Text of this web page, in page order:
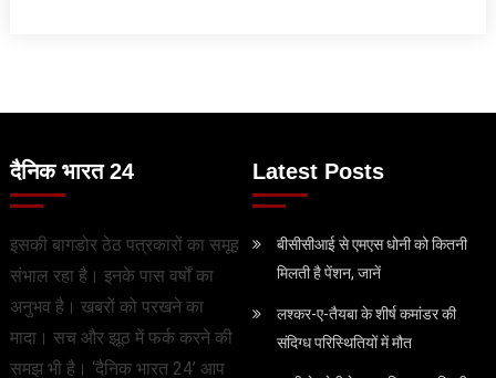
दैनिक भारत 24
इसकी बागडोर ठेठ पत्रकारों का समूह
संभाल रहा है। इनके पास वर्षों का
अनुभव है। खबरों को परखने का
मादा। सच और झूठ में फर्क करने की
समझ भी है। ‘दैनिक भारत 24’ आप
Latest Posts
बीसीसीआई से एमएस धोनी को कितनी
मिलती है पेंशन, जानें
लश्कर-ए-तैयबा के शीर्ष कमांडर की
संदिग्ध परिस्थितियों में मौत